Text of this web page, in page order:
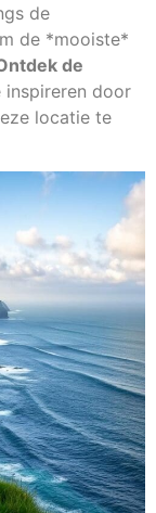
de
de *mooiste*
de
inspireren door
locatie te